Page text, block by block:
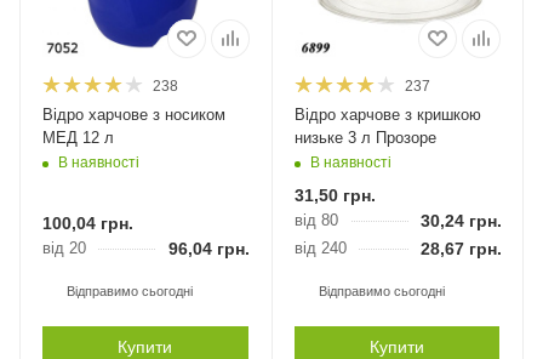
238
Відро харчове з носиком
МЕД 12 л
В наявності
100,04 грн.
від 20 96,04 грн.
Відправимо сьогодні
Купити
237
Відро харчове з кришкою
низьке 3 л Прозоре
В наявності
31,50грн.
від 80 30,24грн.
від 240 28,67грн.
Відправимо сьогодні
Купити